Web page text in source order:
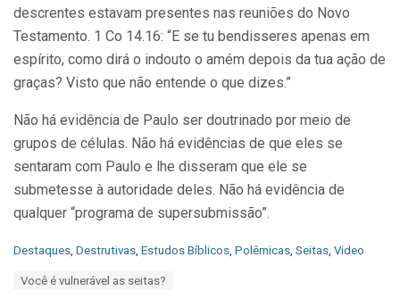
descrentes estavam presentes nas reuniões do Novo
Testamento. 1 Co 14.16: “E se tu bendisseres apenas em
espírito, como dirá o indouto o amém depois da tua ação de
graças? Visto que não entende o que dizes.”
Não há evidência de Paulo ser doutrinado por meio de
grupos de células. Não há evidências de que eles se
sentaram com Paulo e lhe disseram que ele se
submetesse à autoridade deles. Não há evidência de
qualquer “programa de supersubmissão”.
C
Destaques, Destrutivas, Estudos Bíblicos, Polêmicas, Seitas, Video
Você é vulnerável as seitas?